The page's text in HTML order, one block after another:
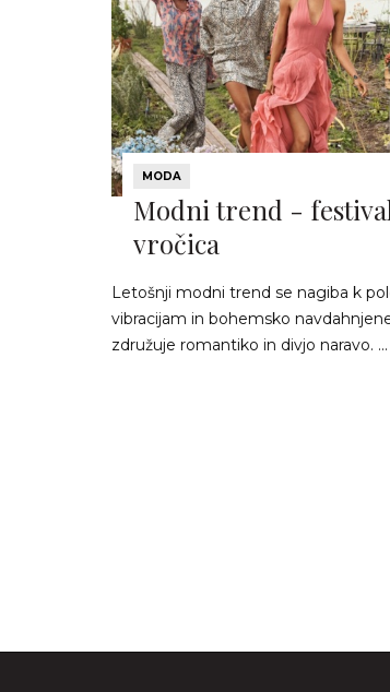
MODA
Modni trend -
vročica
Letošnji modni trend se nagiba k
vibracijam in bohemsko
združuje romantiko in divjo naravo. ...